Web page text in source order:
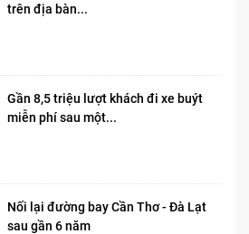
trên địa bàn...
Gần 8,5 triệu lượt khách đi xe buýt
miễn phí sau một...
Nối lại đường bay Cần Thơ - Đà Lạt
sau gần 6 năm